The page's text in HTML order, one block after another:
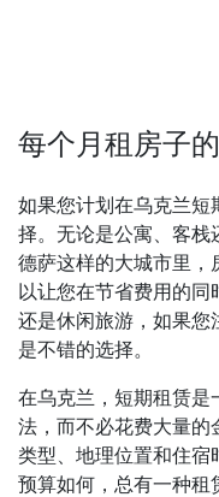
每个月租房子
如果您计划在乌克兰短
择。无论是公寓、客栈
德萨这样的大城市里，
以让您在节省费用的
还是休闲旅游，如果您
是不错的选择。
在乌克兰，短期租赁是
法，而不必花费大量的
类型、地理位置和住宿
预算如何，总有一种租